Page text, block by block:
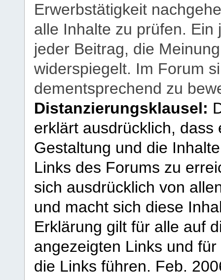
Erwerbstätigkeit
alle Inhalte zu prüfen.
jeder Beitrag, die
widerspiegelt. Im Forum
dementsprechend zu
Distanzierungsklausel:
erklärt ausdrücklich,
Gestaltung und die
Links des Forums zu
sich ausdrücklich von
und macht sich diese
Erklärung gilt für alle auf
angezeigten Links und
die Links führen. Feb.